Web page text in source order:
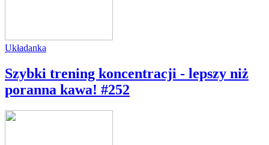
Układanka
Szybki trening koncentracji - lepszy niż
poranna kawa! #252